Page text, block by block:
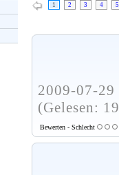
1 2 3 4 5
2009-07-
(Gelesen:
Bewerten - Schlecht